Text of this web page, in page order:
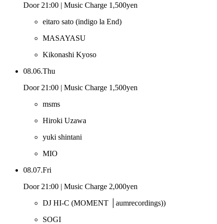
Door 21:00 | Music Charge 1,500yen
eitaro sato (indigo la End)
MASAYASU
Kikonashi Kyoso
08.06.Thu
Door 21:00 | Music Charge 1,500yen
msms
Hiroki Uzawa
yuki shintani
MIO
08.07.Fri
Door 21:00 | Music Charge 2,000yen
DJ HI-C (MOMENT │aumrecordings))
SOGI